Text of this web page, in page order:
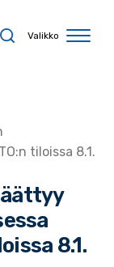
Valikko
tiloissa 8.1.
8.1.